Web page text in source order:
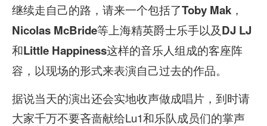
继续走自己的路，请来一个包括了Toby Mak ，
Nicolas McBride等上海精英爵士乐手以及DJ LJ
和Little Happiness这样的音乐人组成的客座阵
容，以现场的形式来表演自己过去的作品。
据说当天的演出还会实地收声做成唱片，到时请
大家千万不要吝啬献给Lu1和乐队成员们的掌声